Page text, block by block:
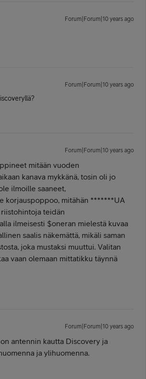
Forum|Forum|10 years ago
Forum|Forum|10 years ago
Forum|Forum|10 years ago
mitään vuoden
kanava mykkänä, tosin oli jo
ilmoille saaneet,
korjauspoppoo, mitähän *******UA
riistohintoja teidän
ilmeisesti $oneran mielestä kuvaa
saalis näkemättä, mikäli saman
joka mustaksi muuttui. Valitan
vaan olemaan mittatikku täynnä
Forum|Forum|10 years ago
antennin kautta Discovery ja
ja ylihuomenna.